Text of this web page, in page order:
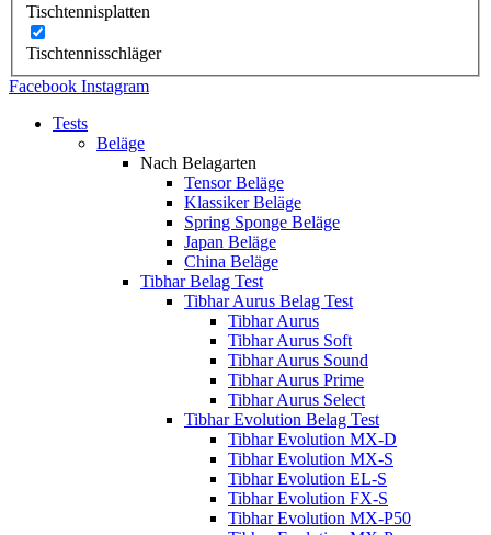
Tischtennisplatten
Tischtennisschläger
Facebook Instagram
Tests
Beläge
Nach Belagarten
Tensor Beläge
Klassiker Beläge
Spring Sponge Beläge
Japan Beläge
China Beläge
Tibhar Belag Test
Tibhar Aurus Belag Test
Tibhar Aurus
Tibhar Aurus Soft
Tibhar Aurus Sound
Tibhar Aurus Prime
Tibhar Aurus Select
Tibhar Evolution Belag Test
Tibhar Evolution MX-D
Tibhar Evolution MX-S
Tibhar Evolution EL-S
Tibhar Evolution FX-S
Tibhar Evolution MX-P50